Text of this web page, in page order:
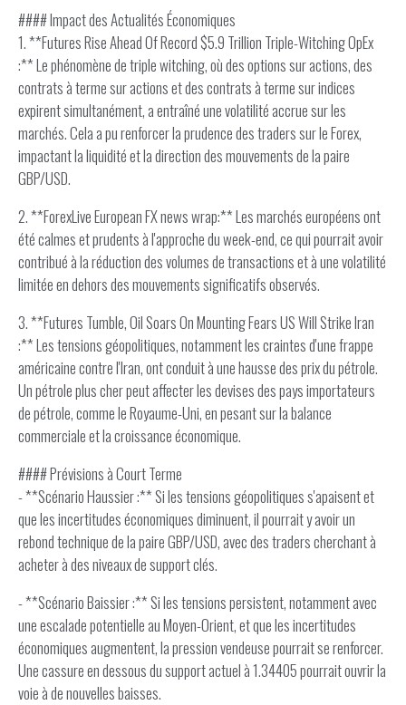
#### Impact des Actualités Économiques
1. **Futures Rise Ahead Of Record $5.9 Trillion Triple-Witching OpEx
:** Le phénomène de triple witching, où des options sur actions, des
contrats à terme sur actions et des contrats à terme sur indices
expirent simultanément, a entraîné une volatilité accrue sur les
marchés. Cela a pu renforcer la prudence des traders sur le Forex,
impactant la liquidité et la direction des mouvements de la paire
GBP/USD.
2. **ForexLive European FX news wrap:** Les marchés européens ont
été calmes et prudents à l'approche du week-end, ce qui pourrait avoir
contribué à la réduction des volumes de transactions et à une volatilité
limitée en dehors des mouvements significatifs observés.
3. **Futures Tumble, Oil Soars On Mounting Fears US Will Strike Iran
:** Les tensions géopolitiques, notamment les craintes d'une frappe
américaine contre l'Iran, ont conduit à une hausse des prix du pétrole.
Un pétrole plus cher peut affecter les devises des pays importateurs
de pétrole, comme le Royaume-Uni, en pesant sur la balance
commerciale et la croissance économique.
#### Prévisions à Court Terme
- **Scénario Haussier :** Si les tensions géopolitiques s'apaisent et
que les incertitudes économiques diminuent, il pourrait y avoir un
rebond technique de la paire GBP/USD, avec des traders cherchant à
acheter à des niveaux de support clés.
- **Scénario Baissier :** Si les tensions persistent, notamment avec
une escalade potentielle au Moyen-Orient, et que les incertitudes
économiques augmentent, la pression vendeuse pourrait se renforcer.
Une cassure en dessous du support actuel à 1.34405 pourrait ouvrir la
voie à de nouvelles baisses.